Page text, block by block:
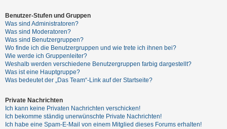
m
e
n
A
k
t
i
v
Benutzer-Stufen und Gruppen
Was sind Administratoren?
Was sind Moderatoren?
Was sind Benutzergruppen?
Wo finde ich die Benutzergruppen und wie trete ich ihnen bei?
Wie werde ich Gruppenleiter?
Weshalb werden verschiedene Benutzergruppen farbig dargestellt?
Was ist eine Hauptgruppe?
Was bedeutet der „Das Team“-Link auf der Startseite?
Private Nachrichten
Ich kann keine Privaten Nachrichten verschicken!
Ich bekomme ständig unerwünschte Private Nachrichten!
Ich habe eine Spam-E-Mail von einem Mitglied dieses Forums erhalten!